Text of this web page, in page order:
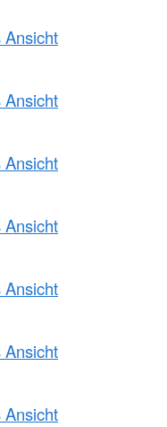
Ansicht
Ansicht
Ansicht
Ansicht
Ansicht
Ansicht
Ansicht